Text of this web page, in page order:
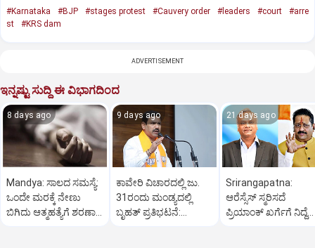
#Karnataka #BJP #stages protest #Cauvery order #leaders #court
#arre
st
#KRS dam
ADVERTISEMENT
ಇನ್ನಷ್ಟು ಸುದ್ದಿ ಈ ವಿಭಾಗದಿಂದ
8 days ago
Mandya: ಸಾಲದ ಸಮಸ್ಯೆ:
ಒಂದೇ ಮರಕ್ಕೆ ನೇಣು
ಬಿಗಿದು ಆತ್ಮಹತ್ಯೆಗೆ ಶರಣಾದ
9 days ago
ಕಾವೇರಿ ವಿಚಾರದಲ್ಲಿ ಜು.
31ರಂದು ಮಂಡ್ಯದಲ್ಲಿ
ಬೃಹತ್ ಪ್ರತಿಭಟನೆ:
21 days ago
Srirangapatna:
ಆರೆಸ್ಸೆಸ್‌ ಸ್ಮರಿಸದೆ
ಪ್ರಿಯಾಂಕ್‌ ಖರ್ಗೆಗೆ ನಿದ್ದೆ